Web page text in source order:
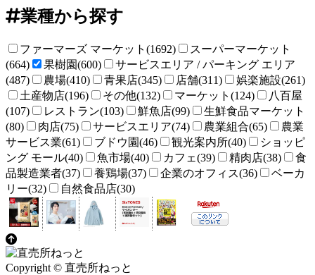
業種から探す
ファーマーズ マーケット(1692)
スーパーマーケット
(664)
果樹園(600)
サービスエリア / パーキング エリア
(487)
農場(410) 青果店(345) 店舗(311)
娯楽施設(261)
土産物店(196)
その他(132) マーケット(124)
八百屋
(107)
レストラン(103) 鮮魚店(99)
生鮮食品マーケット
(80)
肉店(75) サービスエリア(74) 農業組合(65)
農業
サービス業(61)
ブドウ園(46) 観光案内所(40)
ショッピ
ング モール(40)
魚市場(40) カフェ(39) 精肉店(38)
食
品製造業者(37)
養鶏場(37) 企業のオフィス(36)
ベーカ
リー(32)
自然食品店(30)
Copyright © 直売所ねっと